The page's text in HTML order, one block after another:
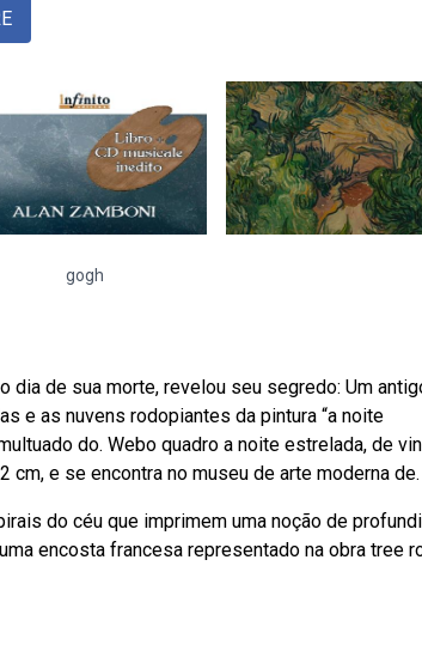
gogh
dia de sua morte, revelou seu segredo: Um
e as nuvens rodopiantes da pintura “a noite
do. Webo quadro a noite estrelada, de
e se encontra no museu de arte moderna de.
do céu que imprimem uma noção de
encosta francesa representado na obra tree